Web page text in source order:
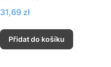
Cena
31,69 zł
Přidat do košíku